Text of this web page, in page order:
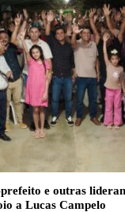
e outras
a Lucas Campelo